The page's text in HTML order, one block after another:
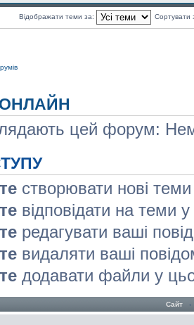
Відображати теми за: Сортувати
цей форум:
створювати нові
відповідати на теми
редагувати ваші
видаляти ваші
додавати файли у
Сайт ‹